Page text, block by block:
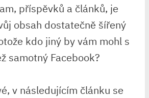
příspěvků a článků, je
obsah dostatečně šířený
kdo jiný by vám mohl s
samotný Facebook?
v následujícím článku se